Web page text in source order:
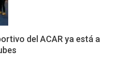
del ACAR ya está a